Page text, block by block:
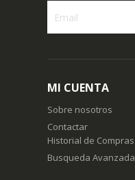
de
noticias:
MI CUENTA
Sobre nosotros
Contactar
Historial de Compras
Busqueda Avanzada